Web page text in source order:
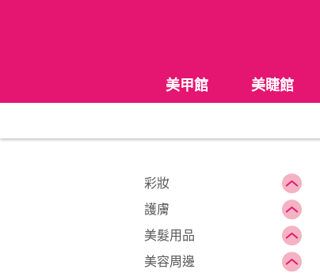
美甲館 美睫館
彩妝
護膚
美髮用品
美容周邊